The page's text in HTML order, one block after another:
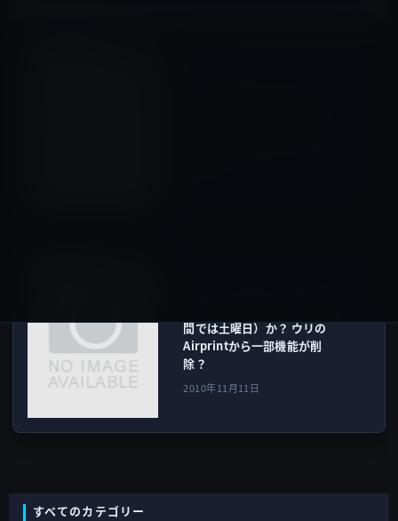
間では土曜日）か？ ウリの
Airprintから一部機能が削
除？
2010年11月11日
すべてのカテゴリー